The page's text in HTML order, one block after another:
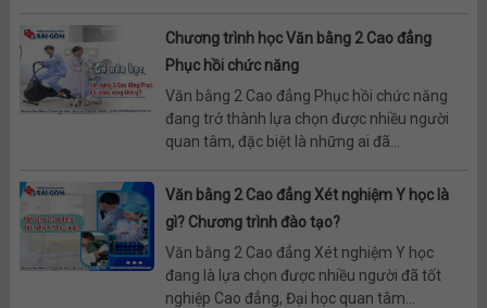
Chương trình học Văn bằng 2 Cao đẳng
Phục hồi chức năng
Văn bằng 2 Cao đẳng Phục hồi chức năng
đang trở thành lựa chọn được nhiều người
quan tâm, đặc biệt là những ai đã...
Văn bằng 2 Cao đẳng Xét nghiệm Y học là
gì? Chương trình đào tạo?
Văn bằng 2 Cao đẳng Xét nghiệm Y học
đang là lựa chọn được nhiều người đã tốt
nghiệp Cao đẳng, Đại học quan tâm...